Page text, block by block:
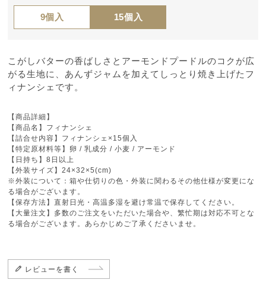
9個入 15個入
こがしバターの香ばしさとアーモンドプードルのコクが広
がる生地に、あんずジャムを加えてしっとり焼き上げたフ
ィナンシェです。
【商品詳細】
【商品名】フィナンシェ
【詰合せ内容】フィナンシェ×15個入
【特定原材料等】卵 / 乳成分 / 小麦 / アーモンド
【日持ち】8日以上
【外装サイズ】24×32×5(cm)
※外装について：箱や仕切りの色・外装に関わるその他仕様が変更にな
る場合がございます。
【保存方法】直射日光・高温多湿を避け常温で保存してください。
【大量注文】多数のご注文をいただいた場合や、繁忙期は対応不可とな
る場合がございます。あらかじめご了承くださいませ。
レビューを書く